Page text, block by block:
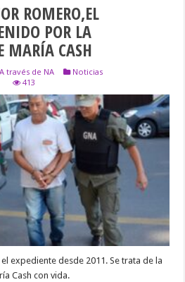
ROMERO,EL
POR LA
MARÍA CASH
A través de NA
Noticias
413
expediente desde 2011. Se trata de la
Cash con vida.